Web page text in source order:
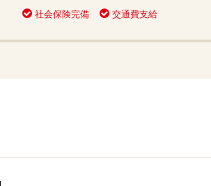
社会保険完備 交通費支給